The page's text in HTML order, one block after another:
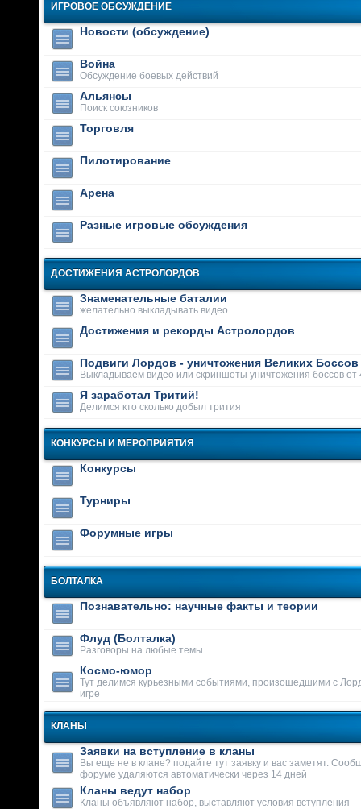
ИГРОВОЕ ОБСУЖДЕНИЕ
Новости (обсуждение)
Война
Обсуждение боевых действий
Альянсы
Поиск союзников
Торговля
Пилотирование
Арена
Разные игровые обсуждения
ДОСТИЖЕНИЯ АСТРОЛОРДОВ
Знаменательные баталии
желательно выкладывать видео.
Достижения и рекорды Астролордов
Подвиги Лордов - уничтожения Великих Боссов
Выкладываем видео или скриншоты уничтожения боссов от
Я заработал Тритий!
Делимся кто сколько добыл трития
КОНКУРСЫ И МЕРОПРИЯТИЯ
Конкурсы
Турниры
Форумные игры
БОЛТАЛКА
Познавательно: научные факты и теории
Флуд (Болталка)
Разговоры на любые темы.
Космо-юмор
Тут делимся курьезными событиями, произошедшими с
игре
КЛАНЫ
Заявки на вступление в кланы
Вы еще не в клане? подайте тут заявку и вас заметят.
форуме удаляются автоматически через 14 дней
Кланы ведут набор
Кланы объявляют набор, выставляют условия вступления